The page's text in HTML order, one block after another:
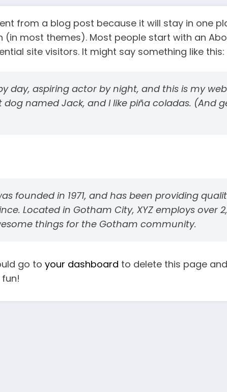
from a blog post because it will stay in one
(in most themes). Most people start with an
site visitors. It might say something like this:
day, aspiring actor by night, and this is my
dog named Jack, and I like piña coladas. (And
founded in 1971, and has been providing
Located in Gotham City, XYZ employs over
things for the Gotham community.
go to your dashboard to delete this page